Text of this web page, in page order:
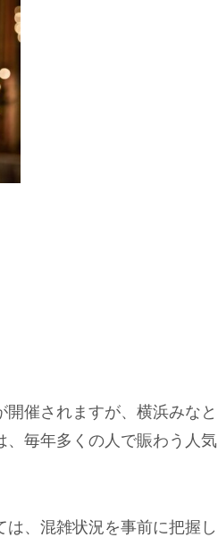
催されますが、横浜みなと
毎年多くの人で賑わう人気
、混雑状況を事前に把握し